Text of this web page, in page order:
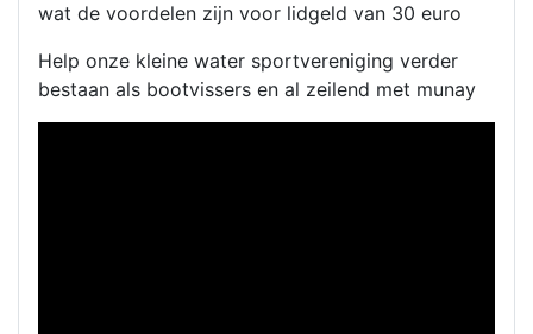
wat de voordelen zijn voor lidgeld van 30 euro
Help onze kleine water sportvereniging verder
bestaan als bootvissers en al zeilend met munay